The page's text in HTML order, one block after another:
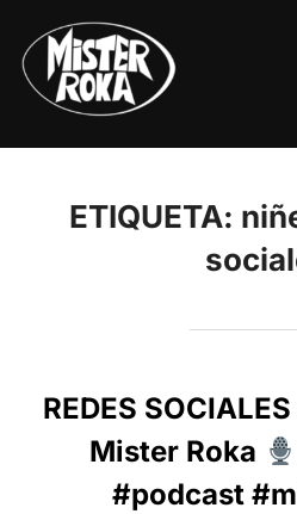
contenido
ETIQUETA:
REDES
Mister Roka
#podcast